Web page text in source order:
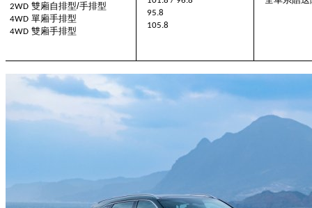
2WD 雙廂自排型/手排型
4WD 單廂手排型
4WD 雙廂手排型
95.8
105.8